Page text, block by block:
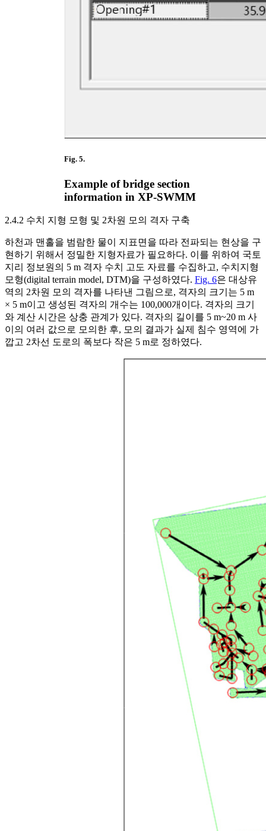
Fig. 5.
Example of bridge section
information in XP-SWMM
2.4.2 수치 지형 모형 및 2차원 모의 격자 구축
하천과 맨홀을 범람한 물이 지표면을 따라 전파되는 현상을 구
현하기 위해서 정밀한 지형자료가 필요하다. 이를 위하여 국토
지리 정보원의 5 m 격자 수치 고도 자료를 수집하고, 수치지형
모형(digital terrain model, DTM)을 구성하였다. Fig. 6은 대상유
역의 2차원 모의 격자를 나타낸 그림으로, 격자의 크기는 5 m
× 5 m이고 생성된 격자의 개수는 100,000개이다. 격자의 크기
와 계산 시간은 상충 관계가 있다. 격자의 길이를 5 m~20 m 사
이의 여러 값으로 모의한 후, 모의 결과가 실제 침수 영역에 가
깝고 2차선 도로의 폭보다 작은 5 m로 정하였다.